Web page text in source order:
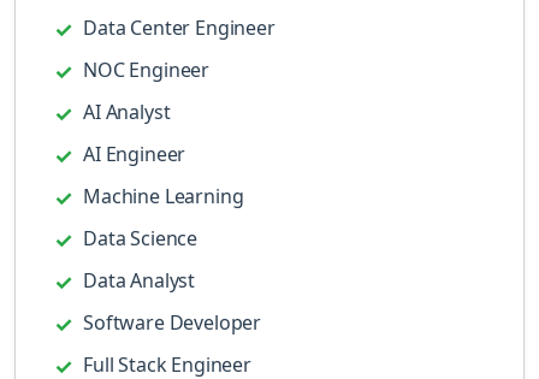
Data Center Engineer
NOC Engineer
AI Analyst
AI Engineer
Machine Learning
Data Science
Data Analyst
Software Developer
Full Stack Engineer